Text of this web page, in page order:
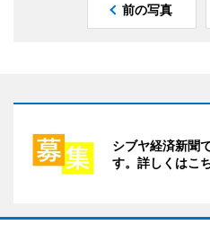
前の写真
シブヤ経済新聞
す。詳しくはこ